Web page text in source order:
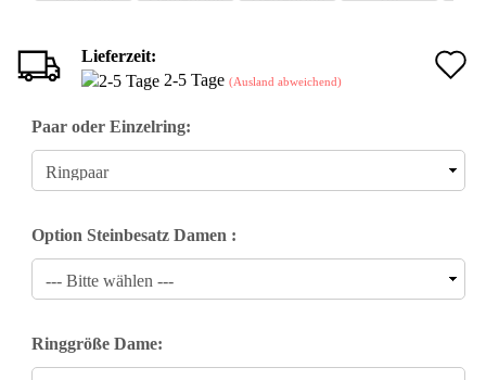
Lieferzeit:
2-5 Tage (Ausland abweichend)
Paar oder Einzelring:
Option Steinbesatz Damen :
Ringgröße Dame: